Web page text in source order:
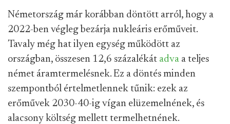
Németország már korábban döntött arról, hogy a
2022-ben végleg bezárja nukleáris erőműveit.
Tavaly még hat ilyen egység működött az
országban, összesen 12,6 százalékát adva a teljes
német áramtermelésnek. Ez a döntés minden
szempontból értelmetlennek tűnik: ezek az
erőművek 2030-40-ig vígan elüzemelnének, és
alacsony költség mellett termelhetnének.